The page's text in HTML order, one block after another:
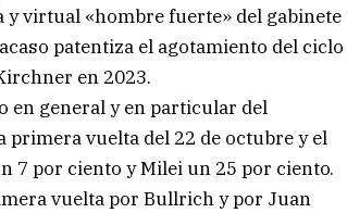
y virtual «hombre fuerte» del gabinete
patentiza el agotamiento del ciclo
en 2023.
en general y en particular del
vuelta del 22 de octubre y el
7 por ciento y Milei un 25 por ciento.
vuelta por Bullrich y por Juan